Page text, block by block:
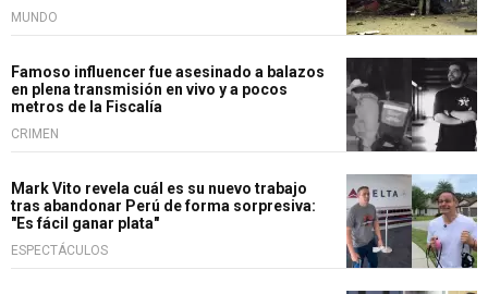
MUNDO
Famoso influencer fue asesinado a balazos
en plena transmisión en vivo y a pocos
metros de la Fiscalía
CRIMEN
Mark Vito revela cuál es su nuevo trabajo
tras abandonar Perú de forma sorpresiva:
"Es fácil ganar plata"
ESPECTÁCULOS